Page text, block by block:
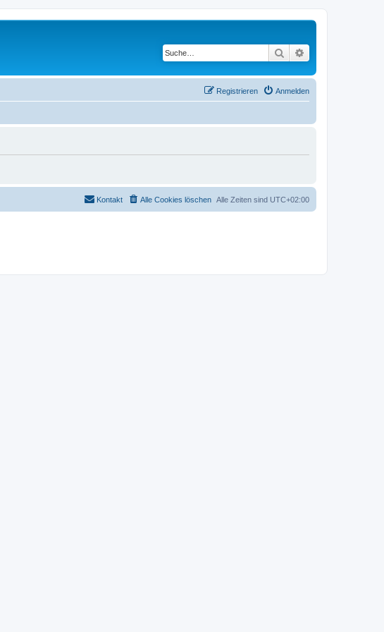
Suche
Anmelden
Registrieren
Alle Zeiten sind UTC+02:00
Alle Cookies löschen
Kontakt